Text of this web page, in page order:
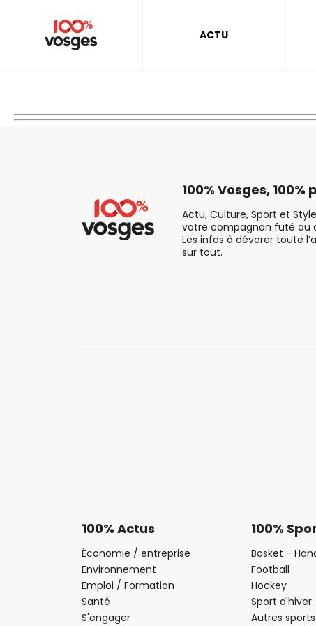
ACTU
100% Vosges, 100%
Actu, Culture, Sport et
votre compagnon futé au
Les infos à dévorer toute
sur tout.
100% Actus
Économie / entreprise
Environnement
Emploi / Formation
Santé
S'engager
100%
Basket -
Football
Hockey
Sport d'hiver
Autres sports